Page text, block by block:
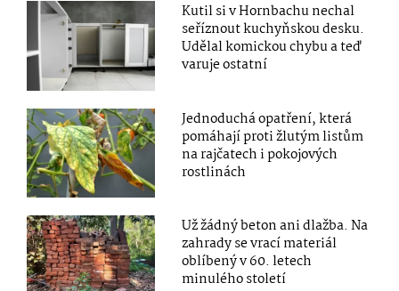
Kutil si v Hornbachu nechal
seříznout kuchyňskou desku.
Udělal komickou chybu a teď
varuje ostatní
Jednoduchá opatření, která
pomáhají proti žlutým listům
na rajčatech i pokojových
rostlinách
Už žádný beton ani dlažba. Na
zahrady se vrací materiál
oblíbený v 60. letech
minulého století